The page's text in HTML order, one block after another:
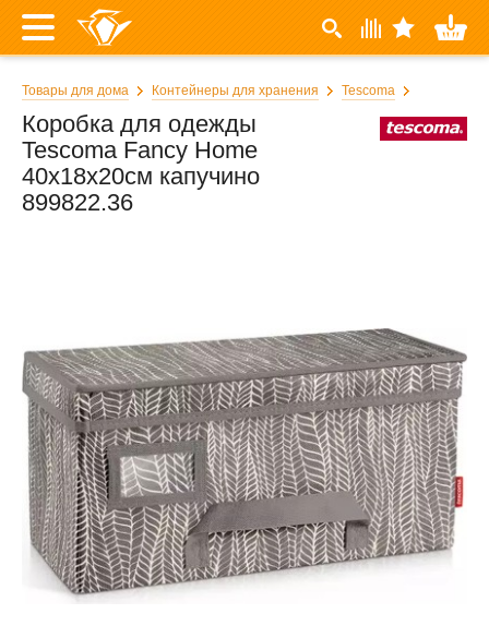
Товары для дома Контейнеры для хранения Tescoma
Коробка для одежды
Tescoma Fancy Home
40x18x20см капучино
899822.36